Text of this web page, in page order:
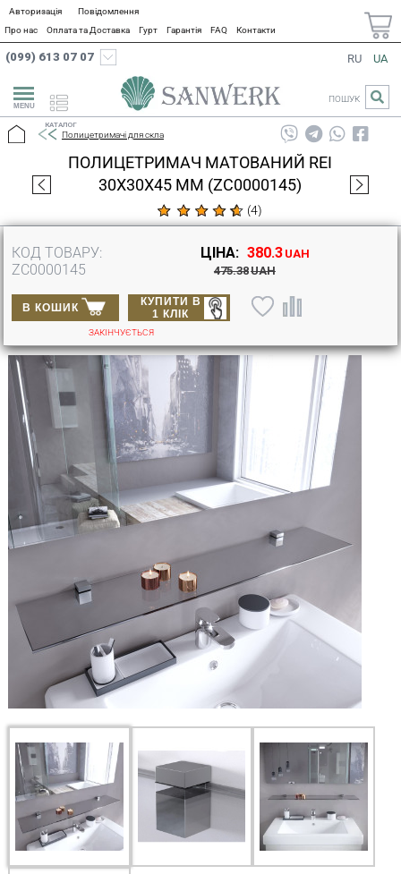
Авторизація
Повідомлення
Про нас
Оплата та Доставка Гурт Гарантія FAQ Контакти
(099) 613 07 07
КАТАЛОГ
RU UA
ПОШУК
Полицетримачі для скла
ПОЛИЦЕТРИМАЧ МАТОВАНИЙ REI
30X30X45 ММ (ZC0000145)
(4)
КОД ТОВАРУ:
ZC0000145
ЦІНА: 380.3 UAH
475.38UAH
В КОШИК
КУПИТИ В
1 КЛІК
ЗАКІНЧУЄТЬСЯ